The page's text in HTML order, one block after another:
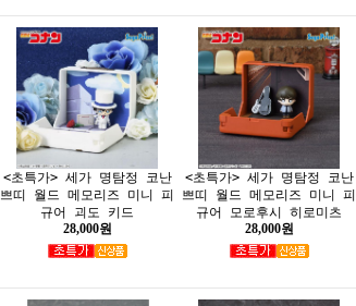
<초특가> 세가 명탐정 코난
쁘띠 월드 메모리즈 미니 피
규어 괴도 키드
28,000원
<초특가> 세가 명탐정 코난
쁘띠 월드 메모리즈 미니 피
규어 모로후시 히로미츠
28,000원